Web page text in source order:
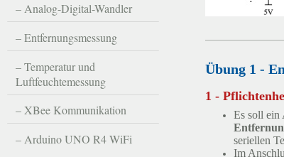
Übung 1 -
1 -
Es soll
seriellen
Im
Analog-Digital-Wandler
Entfernungsmessung
Temperatur und
Luftfeuchtemessung
XBee Kommunikation
Arduino UNO R4 WiFi